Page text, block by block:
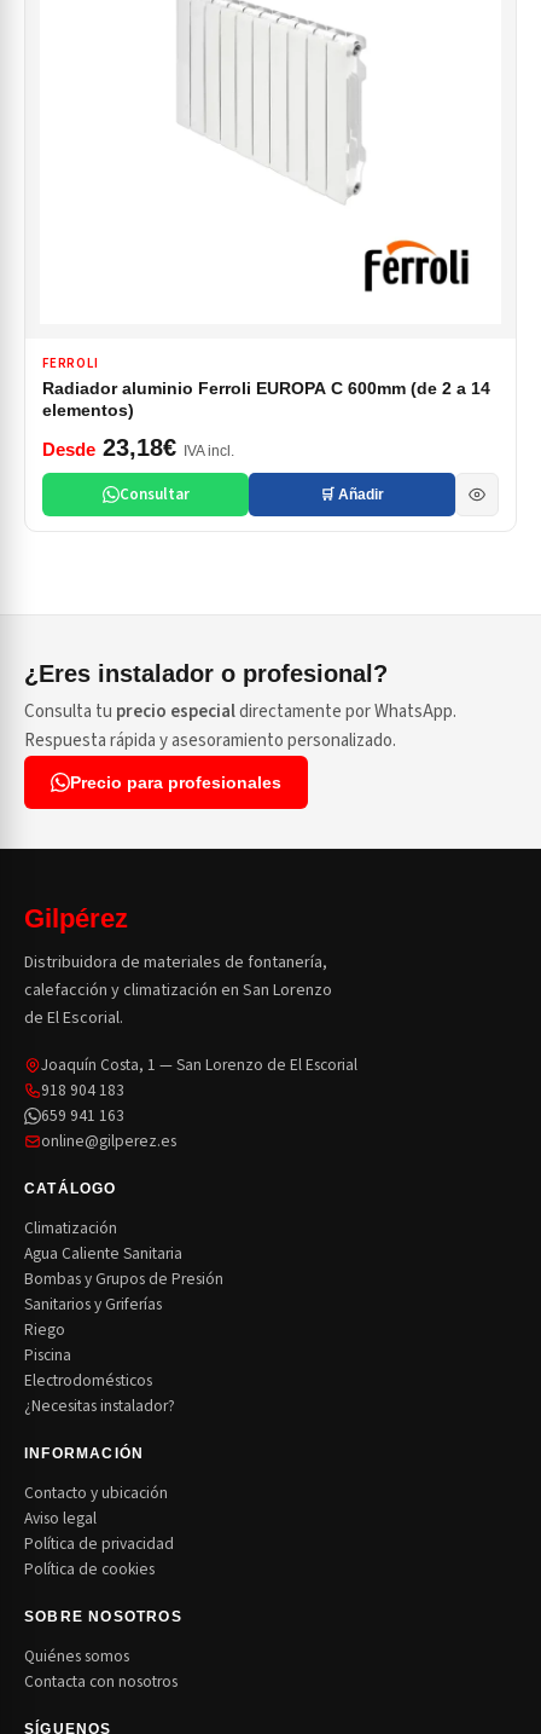
FERROLI
Radiador aluminio Ferroli EUROPA C 600mm (de 2 a 14
elementos)
Desde 23,18€ IVA incl.
Consultar 🛒 Añadir
¿Eres instalador o profesional?
Consulta tu precio especialdirectamente por WhatsApp.
Respuesta rápida y asesoramiento personalizado.
Precio para profesionales
Gilpérez
Distribuidora de materiales de fontanería,
calefacción y climatización en San Lorenzo
de El Escorial.
Joaquín Costa, 1 — San Lorenzo de El Escorial
918 904 183
659 941 163
online@gilperez.es
CATÁLOGO
Climatización
Agua Caliente Sanitaria
Bombas y Grupos de Presión
Sanitarios y Griferías
Riego
Piscina
Electrodomésticos
¿Necesitas instalador?
INFORMACIÓN
Contacto y ubicación
Aviso legal
Política de privacidad
Política de cookies
SOBRE NOSOTROS
Quiénes somos
Contacta con nosotros
SÍGUENOS